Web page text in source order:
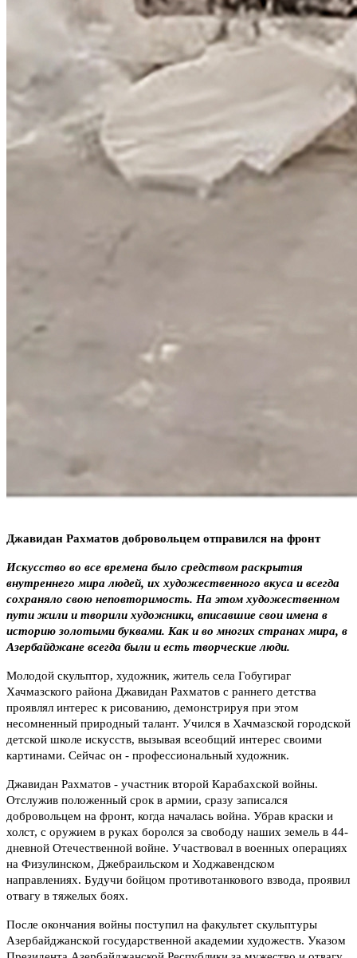
Джавидан Рахматов добровольцем отправился на фронт
Искусство во все времена было средством раскрытия
внутреннего мира людей, их художественного вкуса и всегда
сохраняло свою неповторимость. На этом художественном
пути жили и творили художники, вписавшие свои имена в
историю золотыми буквами. Как и во многих странах мира, в
Азербайджане всегда были и есть творческие люди.
Молодой скульптор, художник, житель села Гобугираг
Хачмазского района Джавидан Рахматов с раннего детства
проявлял интерес к рисованию, демонстрируя при этом
несомненный природный талант. Учился в Хачмазской городской
детской школе искусств, вызывая всеобщий интерес своими
картинами. Сейчас он - профессиональный художник.
Джавидан Рахматов - участник второй Карабахской войны.
Отслужив положенный срок в армии, сразу записался
добровольцем на фронт, когда началась война. Убрав краски и
холст, с оружием в руках боролся за свободу наших земель в 44-
дневной Отечественной войне. Участвовал в военных операциях
на Физулинском, Джебраильском и Ходжавендском
направлениях. Будучи бойцом противотанкового взвода, проявил
отвагу в тяжелых боях.
После окончания войны поступил на факультет скульптуры
Азербайджанской государственной академии художеств. Указом